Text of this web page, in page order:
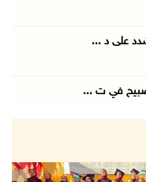
على د ...
صبيح في ت ...
قلنديا ...